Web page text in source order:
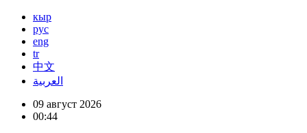
кыр
рус
eng
tr
中文
العربية
09 август 2026
00:44